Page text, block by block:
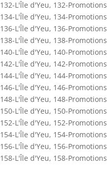
132-L'Île d'Yeu, 132-Promotions
134-L'Île d'Yeu, 134-Promotions
136-L'Île d'Yeu, 136-Promotions
138-L'Île d'Yeu, 138-Promotions
140-L'Île d'Yeu, 140-Promotions
142-L'Île d'Yeu, 142-Promotions
144-L'Île d'Yeu, 144-Promotions
146-L'Île d'Yeu, 146-Promotions
148-L'Île d'Yeu, 148-Promotions
150-L'Île d'Yeu, 150-Promotions
152-L'Île d'Yeu, 152-Promotions
154-L'Île d'Yeu, 154-Promotions
156-L'Île d'Yeu, 156-Promotions
158-L'Île d'Yeu, 158-Promotions